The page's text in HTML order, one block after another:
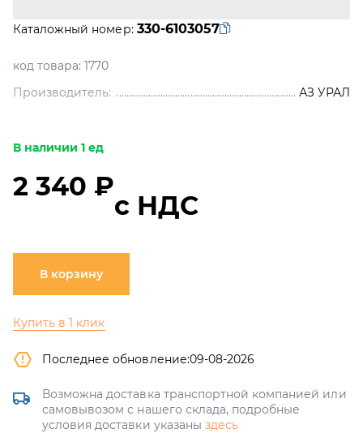
Каталожный номер: 330-6103057
код товара: 1770
Производитель:
АЗ УРАЛ
В наличии 1 ед
2 340 ₽
с НДС
В корзину
Купить в 1 клик
Последнее обновление:09-08-2026
Возможна доставка транспортной компанией или
самовывозом с нашего склада, подробные
условия доставки указаны здесь